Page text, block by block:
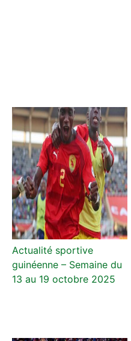
Actualité sportive
guinéenne – Semaine du
13 au 19 octobre 2025